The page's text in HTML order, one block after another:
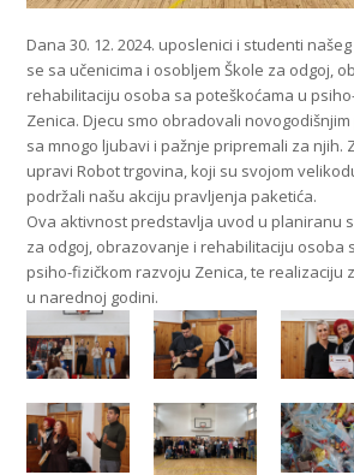
Dana 30. 12. 2024. uposlenici i studenti
se sa učenicima i osobljem Škole za odgoj,
rehabilitaciju osoba sa poteškoćama u
Zenica. Djecu smo obradovali
sa mnogo ljubavi i pažnje pripremali za njih.
upravi Robot trgovina, koji su svojom
podržali našu akciju pravljenja paketića.
Ova aktivnost predstavlja uvod u planiranu
za odgoj, obrazovanje i rehabilitaciju osoba
psiho-fizičkom razvoju Zenica, te realizaciju
u narednoj godini.